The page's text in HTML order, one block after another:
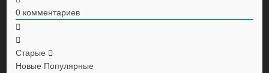
0 комментариев
Старые
Новые Популярные